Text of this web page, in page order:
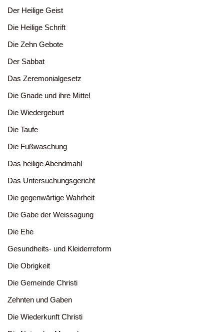
Der Heilige Geist
Die Heilige Schrift
Die Zehn Gebote
Der Sabbat
Das Zeremonialgesetz
Die Gnade und ihre Mittel
Die Wiedergeburt
Die Taufe
Die Fußwaschung
Das heilige Abendmahl
Das Untersuchungsgericht
Die gegenwärtige Wahrheit
Die Gabe der Weissagung
Die Ehe
Gesundheits- und Kleiderreform
Die Obrigkeit
Die Gemeinde Christi
Zehnten und Gaben
Die Wiederkunft Christi